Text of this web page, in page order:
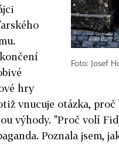
Foto: Josef
hry
vnucuje otázka,
výhody. "Proč volí
Poznala jsem,